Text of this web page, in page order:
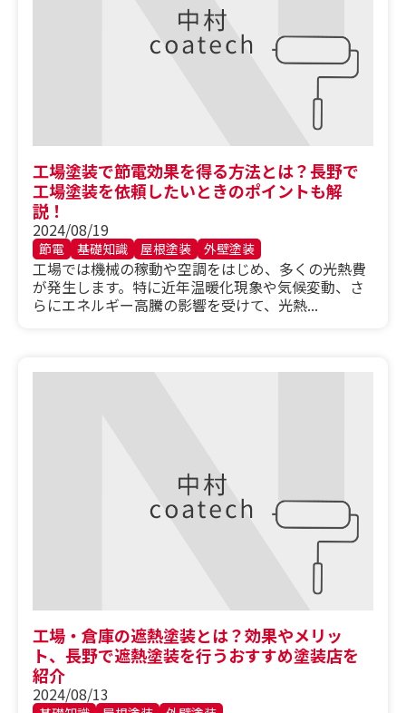
工場塗装で節電効果を得る方法とは？長野で
工場塗装を依頼したいときのポイントも解
説！
2024/08/19
節電 基礎知識 屋根塗装 外壁塗装
工場では機械の稼動や空調をはじめ、多くの光熱費
が発生します。特に近年温暖化現象や気候変動、さ
らにエネルギー高騰の影響を受けて、光熱...
工場・倉庫の遮熱塗装とは？効果やメリッ
ト、長野で遮熱塗装を行うおすすめ塗装店を
紹介
2024/08/13